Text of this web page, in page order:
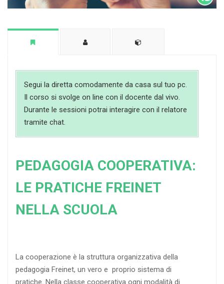
Segui la diretta comodamente da casa sul tuo pc.
Il corso si svolge on line con il docente dal vivo.
Durante le sessioni potrai interagire con il relatore
tramite chat.
PEDAGOGIA COOPERATIVA:
LE PRATICHE FREINET
NELLA SCUOLA
La cooperazione è la struttura organizzativa della
pedagogia Freinet, un vero e proprio sistema di
pratiche. Nella classe cooperativa ogni modalità di